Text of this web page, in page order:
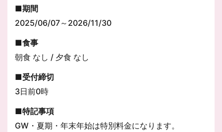
期間
2025/06/07～2026/11/30
食事
朝食 なし / 夕食 なし
受付締切
3日前0時
特記事項
GW・夏期・年末年始は特別料金になります。